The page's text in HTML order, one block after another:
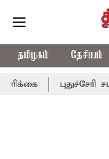
தமிழகம் தேசியம்
புதுச்சேரி